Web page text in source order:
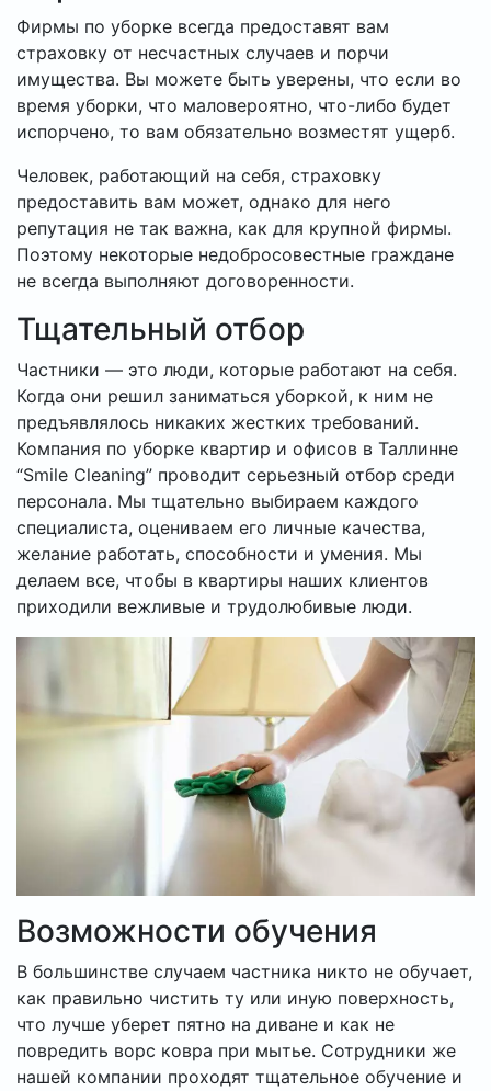
Фирмы по уборке всегда предоставят вам
страховку от несчастных случаев и порчи
имущества. Вы можете быть уверены, что если во
время уборки, что маловероятно, что-либо будет
испорчено, то вам обязательно возместят ущерб.
Человек, работающий на себя, страховку
предоставить вам может, однако для него
репутация не так важна, как для крупной фирмы.
Поэтому некоторые недобросовестные граждане
не всегда выполняют договоренности.
Тщательный отбор
Частники — это люди, которые работают на себя.
Когда они решил заниматься уборкой, к ним не
предъявлялось никаких жестких требований.
Компания по уборке квартир и офисов в Таллинне
“Smile Cleaning” проводит серьезный отбор среди
персонала. Мы тщательно выбираем каждого
специалиста, оцениваем его личные качества,
желание работать, способности и умения. Мы
делаем все, чтобы в квартиры наших клиентов
приходили вежливые и трудолюбивые люди.
Возможности обучения
В большинстве случаем частника никто не обучает,
как правильно чистить ту или иную поверхность,
что лучше уберет пятно на диване и как не
повредить ворс ковра при мытье. Сотрудники же
нашей компании проходят тщательное обучение и